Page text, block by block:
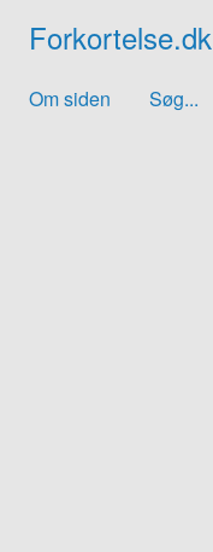
Forkortelse.dk
Om siden Søg...